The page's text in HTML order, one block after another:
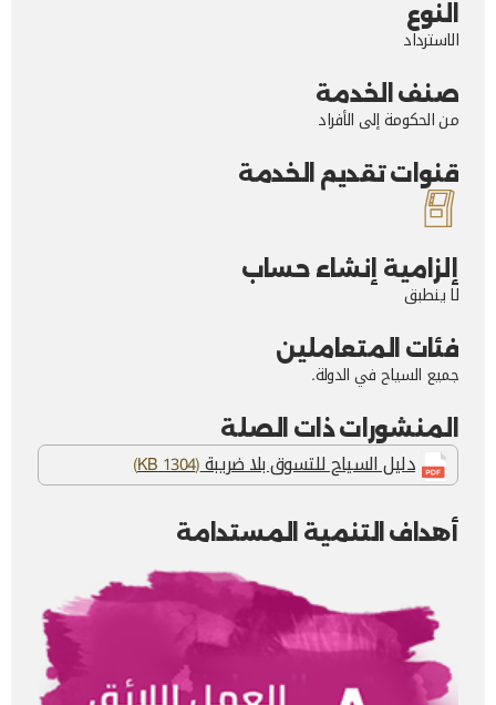
النوع
الاسترداد
صنف الخدمة
من الحكومة إلى الأفراد
قنوات تقديم الخدمة
إلزامية إنشاء حساب
لا ينطبق
فئات المتعاملين
جميع السياح في الدولة.
المنشورات ذات الصلة
دليل السياح للتسوق بلا ضريبة(1304 KB)
أهداف التنمية المستدامة